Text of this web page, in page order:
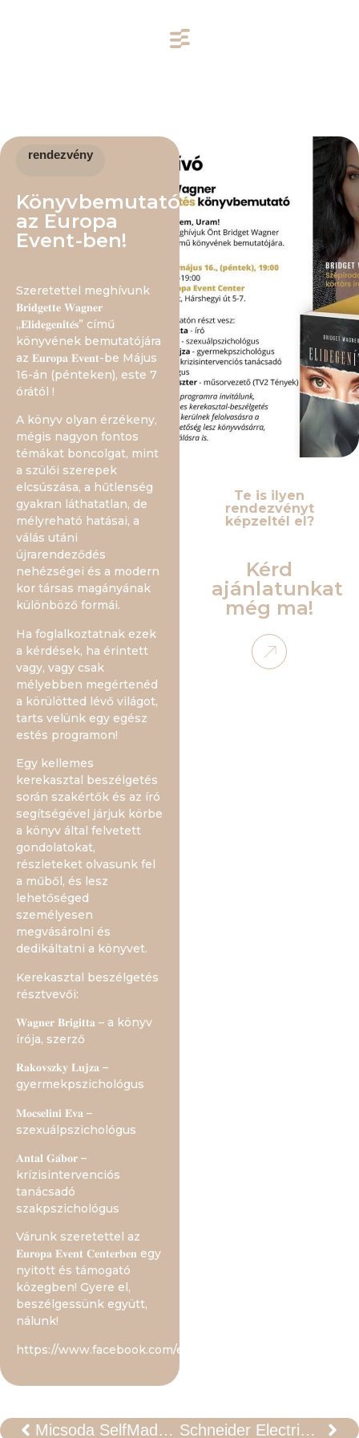
rendezvény
Könyvbemutató
az Europa
Event-ben!
Szeretettel meghívunk
𝐁𝐫𝐢𝐝𝐠𝐞𝐭𝐭𝐞 𝐖𝐚𝐠𝐧𝐞𝐫
„𝐄𝐥𝐢𝐝𝐞𝐠𝐞𝐧𝐢́𝐭𝐞́𝐬” című
könyvének bemutatójára
az 𝐄𝐮𝐫𝐨𝐩𝐚 𝐄𝐯𝐞𝐧𝐭-be Május
16-án (pénteken), este 7
órától !
A könyv olyan érzékeny,
mégis nagyon fontos
témákat boncolgat, mint
a szülői szerepek
elcsúszása, a hűtlenség
gyakran láthatatlan, de
mélyreható hatásai, a
válás utáni
újrarendeződés
nehézségei és a modern
kor társas magányának
különböző formái.
Ha foglalkoztatnak ezek
a kérdések, ha érintett
vagy, vagy csak
mélyebben megértenéd
a körülötted lévő világot,
tarts velünk egy egész
estés programon!
Egy kellemes
kerekasztal beszélgetés
során szakértők és az író
segítségével járjuk körbe
a könyv által felvetett
gondolatokat,
részleteket olvasunk fel
a műből, és lesz
lehetőséged
személyesen
megvásárolni és
dedikáltatni a könyvet.
Kerekasztal beszélgetés
résztvevői:
𝐖𝐚𝐠𝐧𝐞𝐫 𝐁𝐫𝐢𝐠𝐢𝐭𝐭𝐚 – a könyv
írója, szerző
𝐑𝐚𝐤𝐨𝐯𝐬𝐳𝐤𝐲 𝐋𝐮𝐣𝐳𝐚 –
gyermekpszichológus
𝐌𝐨𝐜𝐬𝐞𝐥𝐢𝐧𝐢 𝐄́𝐯𝐚 –
szexuálpszichológus
𝐀𝐧𝐭𝐚𝐥 𝐆𝐚́𝐛𝐨𝐫 –
krízisintervenciós
tanácsadó
szakpszichológus
Várunk szeretettel az
𝐄𝐮𝐫𝐨𝐩𝐚 𝐄𝐯𝐞𝐧𝐭 𝐂𝐞𝐧𝐭𝐞𝐫𝐛𝐞𝐧 egy
nyitott és támogató
közegben! Gyere el,
beszélgessünk együtt,
nálunk!
https://www.facebook.com/events/1025470009010091
Te is ilyen
rendezvényt
képzeltél el?
Kérd
ajánlatunkat
még ma!
Micsoda SelfMade Nap volt ez! Schneider Electric Innovation Day 2025